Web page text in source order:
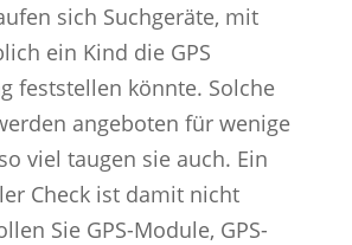
sich Suchgeräte, mit
ein Kind die GPS
feststellen könnte. Solche
angeboten für wenige
viel taugen sie auch. Ein
Check ist damit nicht
Sie GPS-Module, GPS-